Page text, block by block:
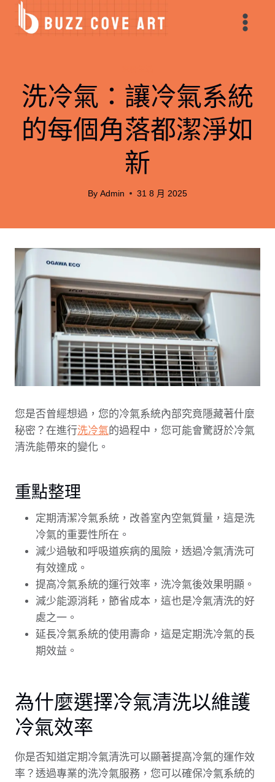
Skip
洗冷氣：讓冷氣系統
的每個角落都潔淨如
新
By Admin 31 8 月 2025
您是否曾經想過，您的冷氣系統內部究竟隱藏著什麼
秘密？在進行洗冷氣的過程中，您可能會驚訝於冷氣
清洗能帶來的變化。
重點整理
定期清潔冷氣系統，改善室內空氣質量，這是洗
冷氣的重要性所在。
減少過敏和呼吸道疾病的風險，透過冷氣清洗可
有效達成。
提高冷氣系統的運行效率，洗冷氣後效果明顯。
減少能源消耗，節省成本，這也是冷氣清洗的好
處之一。
延長冷氣系統的使用壽命，這是定期洗冷氣的長
期效益。
為什麼選擇冷氣清洗以維護
冷氣效率
你是否知道定期冷氣清洗可以顯著提高冷氣的運作效
率？透過專業的洗冷氣服務，您可以確保冷氣系統的